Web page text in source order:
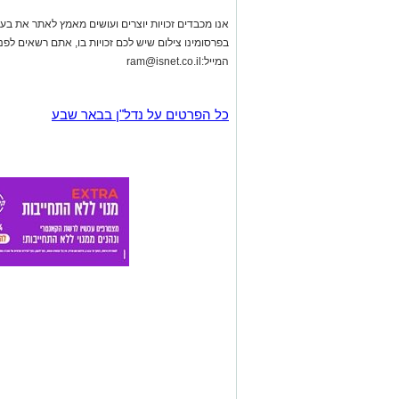
אנו מכבדים זכויות יוצרים ועושים מאמץ לאתר את
בפרסומינו צילום שיש לכם זכויות בו, אתם רשאים
המייל: ram@isnet.co.il
כל הפרטים על נדל"ן בבאר שבע